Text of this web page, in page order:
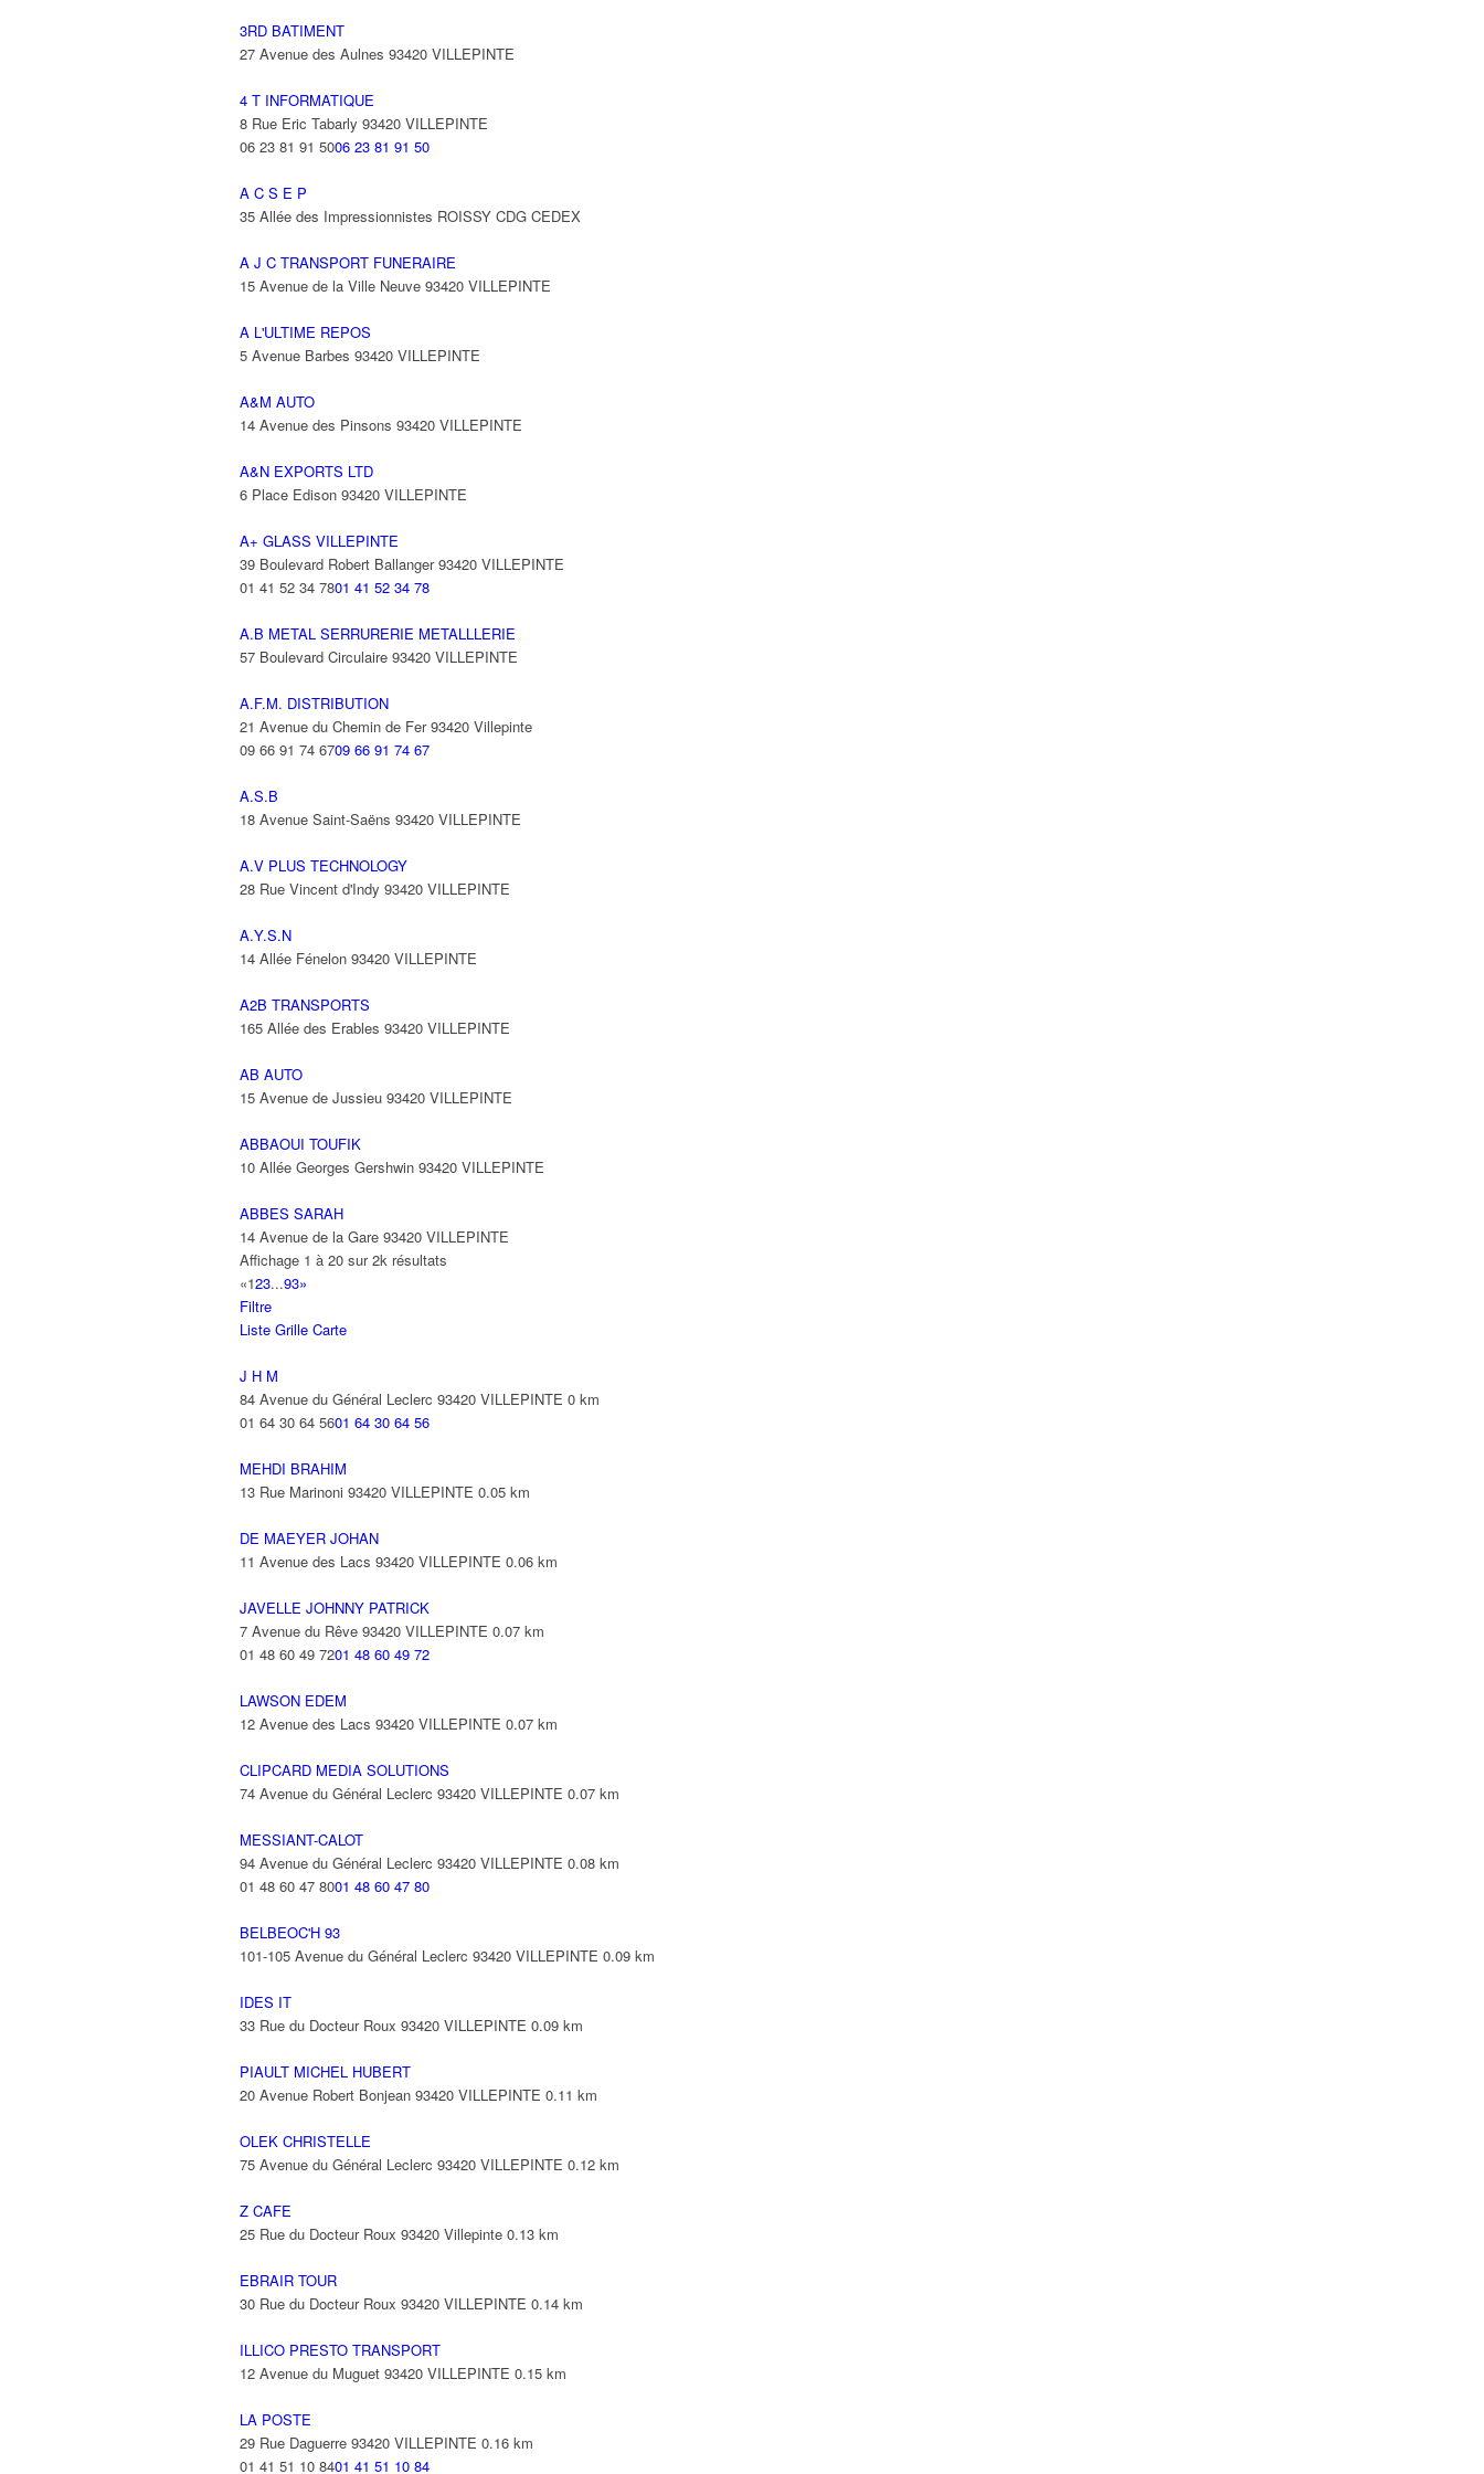
3RD BATIMENT
27 Avenue des Aulnes 93420 VILLEPINTE
4 T INFORMATIQUE
8 Rue Eric Tabarly 93420 VILLEPINTE
06 23 81 91 5006 23 81 91 50
A C S E P
35 Allée des Impressionnistes ROISSY CDG CEDEX
A J C TRANSPORT FUNERAIRE
15 Avenue de la Ville Neuve 93420 VILLEPINTE
A L'ULTIME REPOS
5 Avenue Barbes 93420 VILLEPINTE
A&M AUTO
14 Avenue des Pinsons 93420 VILLEPINTE
A&N EXPORTS LTD
6 Place Edison 93420 VILLEPINTE
A+ GLASS VILLEPINTE
39 Boulevard Robert Ballanger 93420 VILLEPINTE
01 41 52 34 7801 41 52 34 78
A.B METAL SERRURERIE METALLLERIE
57 Boulevard Circulaire 93420 VILLEPINTE
A.F.M. DISTRIBUTION
21 Avenue du Chemin de Fer 93420 Villepinte
09 66 91 74 6709 66 91 74 67
A.S.B
18 Avenue Saint-Saëns 93420 VILLEPINTE
A.V PLUS TECHNOLOGY
28 Rue Vincent d'Indy 93420 VILLEPINTE
A.Y.S.N
14 Allée Fénelon 93420 VILLEPINTE
A2B TRANSPORTS
165 Allée des Erables 93420 VILLEPINTE
AB AUTO
15 Avenue de Jussieu 93420 VILLEPINTE
ABBAOUI TOUFIK
10 Allée Georges Gershwin 93420 VILLEPINTE
ABBES SARAH
14 Avenue de la Gare 93420 VILLEPINTE
Affichage 1 à 20 sur 2k résultats
«123...93»
Filtre
Liste Grille Carte
J H M
84 Avenue du Général Leclerc 93420 VILLEPINTE 0 km
01 64 30 64 5601 64 30 64 56
MEHDI BRAHIM
13 Rue Marinoni 93420 VILLEPINTE 0.05 km
DE MAEYER JOHAN
11 Avenue des Lacs 93420 VILLEPINTE 0.06 km
JAVELLE JOHNNY PATRICK
7 Avenue du Rêve 93420 VILLEPINTE 0.07 km
01 48 60 49 7201 48 60 49 72
LAWSON EDEM
12 Avenue des Lacs 93420 VILLEPINTE 0.07 km
CLIPCARD MEDIA SOLUTIONS
74 Avenue du Général Leclerc 93420 VILLEPINTE 0.07 km
MESSIANT-CALOT
94 Avenue du Général Leclerc 93420 VILLEPINTE 0.08 km
01 48 60 47 8001 48 60 47 80
BELBEOC'H 93
101-105 Avenue du Général Leclerc 93420 VILLEPINTE 0.09 km
IDES IT
33 Rue du Docteur Roux 93420 VILLEPINTE 0.09 km
PIAULT MICHEL HUBERT
20 Avenue Robert Bonjean 93420 VILLEPINTE 0.11 km
OLEK CHRISTELLE
75 Avenue du Général Leclerc 93420 VILLEPINTE 0.12 km
Z CAFE
25 Rue du Docteur Roux 93420 Villepinte 0.13 km
EBRAIR TOUR
30 Rue du Docteur Roux 93420 VILLEPINTE 0.14 km
ILLICO PRESTO TRANSPORT
12 Avenue du Muguet 93420 VILLEPINTE 0.15 km
LA POSTE
29 Rue Daguerre 93420 VILLEPINTE 0.16 km
01 41 51 10 8401 41 51 10 84